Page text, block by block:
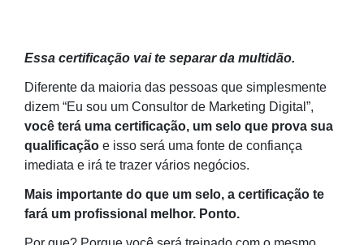
Essa certificação vai te separar da multidão.
Diferente da maioria das pessoas que simplesmente
dizem “Eu sou um Consultor de Marketing Digital”,
você terá uma certificação, um selo que prova sua
qualificação e isso será uma fonte de confiança
imediata e irá te trazer vários negócios.
Mais importante do que um selo, a certificação te
fará um profissional melhor. Ponto.